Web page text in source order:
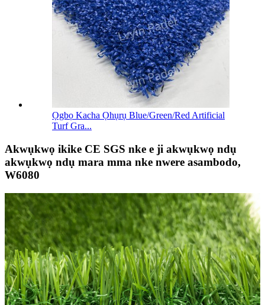
Ọgbọ Kacha Ọhụrụ Blue/Green/Red Artificial
Turf Gra...
Akwụkwọ ikike CE SGS nke e ji akwụkwọ ndụ
akwụkwọ ndụ mara mma nke nwere asambodo,
W6080